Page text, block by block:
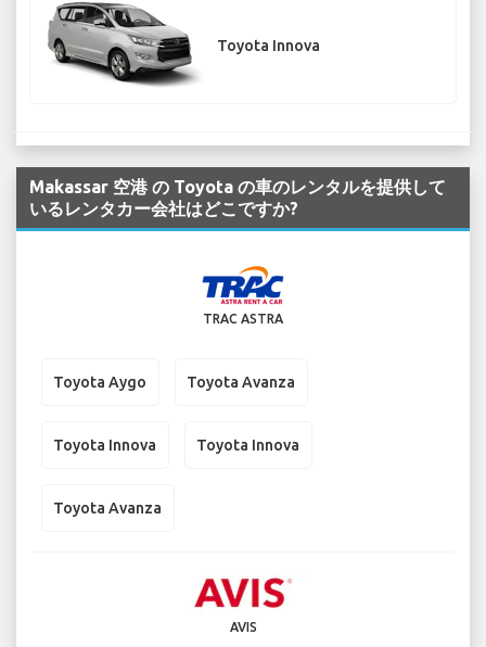
Toyota Innova
Makassar 空港 の Toyota の車のレンタルを提供して
いるレンタカー会社はどこですか?
TRAC ASTRA
Toyota Aygo Toyota Avanza
Toyota Innova Toyota Innova
Toyota Avanza
AVIS